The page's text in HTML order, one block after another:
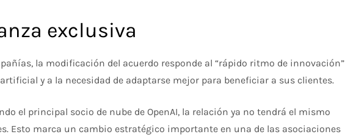
exclusiva
la modificación del acuerdo responde al “rápido ritmo de innovación”
y a la necesidad de adaptarse mejor para beneficiar a sus clientes.
el principal socio de nube de OpenAI, la relación ya no tendrá el mismo
Esto marca un cambio estratégico importante en una de las asociaciones